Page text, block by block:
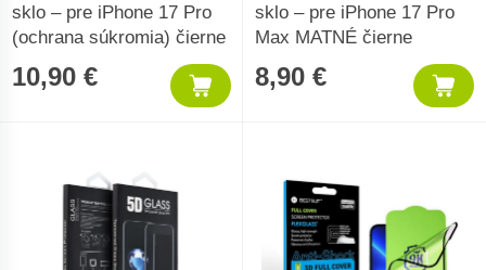
sklo – pre iPhone 17 Pro
(ochrana súkromia) čierne
10,90 €
sklo – pre iPhone 17 Pro
Max MATNÉ čierne
8,90 €